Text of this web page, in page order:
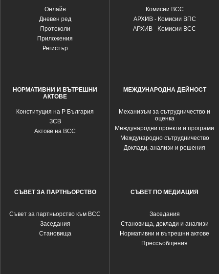
Oнлайн
Дневен ред
Протоколи
Приложения
Регистър
Комисии ВСС
АРХИВ - Комисии ВПС
АРХИВ - Kомисии ВСС
НОРМАТИВНИ И ВЪТРЕШНИ
АКТОВЕ
Конституция на Р България
ЗСВ
Актове на ВСС
МЕЖДУНАРОДНА ДЕЙНОСТ
Механизъм за сътрудничество и
оценка
Международни проекти и програми
Международно сътрудничество
Доклади, анализи и решения
СЪВЕТ ЗА ПАРТНЬОРСТВО
Съвет за партньорство към ВСС
Заседания
Становища
СЪВЕТ ПО МЕДИАЦИЯ
Заседания
Становища, доклади и анализи
Нормативни и вътрешни актове
Прессъобщения